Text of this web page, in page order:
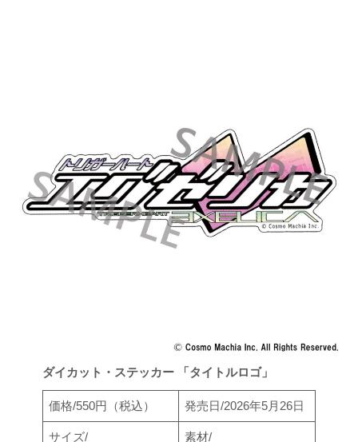
ダイカット・ステッカー 「タイトルロゴ」
価格/550円（税込） 発売日/2026年5月26日
サイズ/
素材/